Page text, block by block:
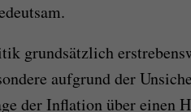
grundsätzlich
aufgrund der
der Inflation über einen